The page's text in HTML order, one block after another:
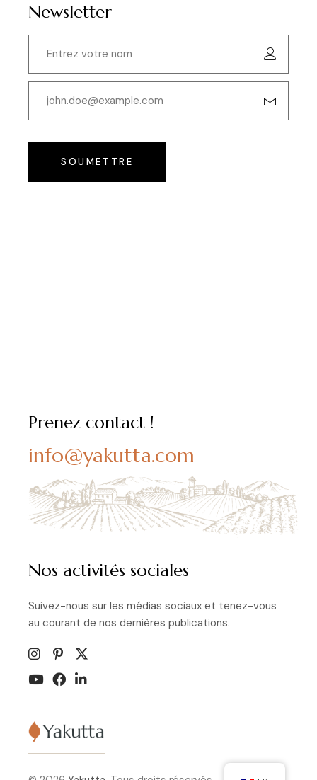
Newsletter
SOUMETTRE
Prenez contact !
info@yakutta.com
Nos activités sociales
Suivez-nous sur les médias sociaux et tenez-vous
au courant de nos dernières publications.